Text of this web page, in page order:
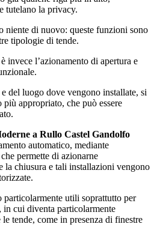
tutelano la privacy.
niente di nuovo: queste funzioni sono
tipologie di tende.
invece l’azionamento di apertura e
del luogo dove vengono installate, si
appropriato, che può essere
a Rullo Castel Gandolfo
automatico, mediante
permette di azionarne
la chiusura e tali installazioni vengono
particolarmente utili soprattutto per
cui diventa particolarmente
tende, come in presenza di finestre